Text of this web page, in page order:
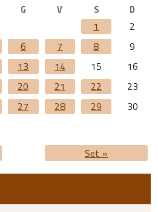
G V S D
1
2
6 7 8
9
13 14 15
16
20 21 22
23
27 28 29
30
Set »